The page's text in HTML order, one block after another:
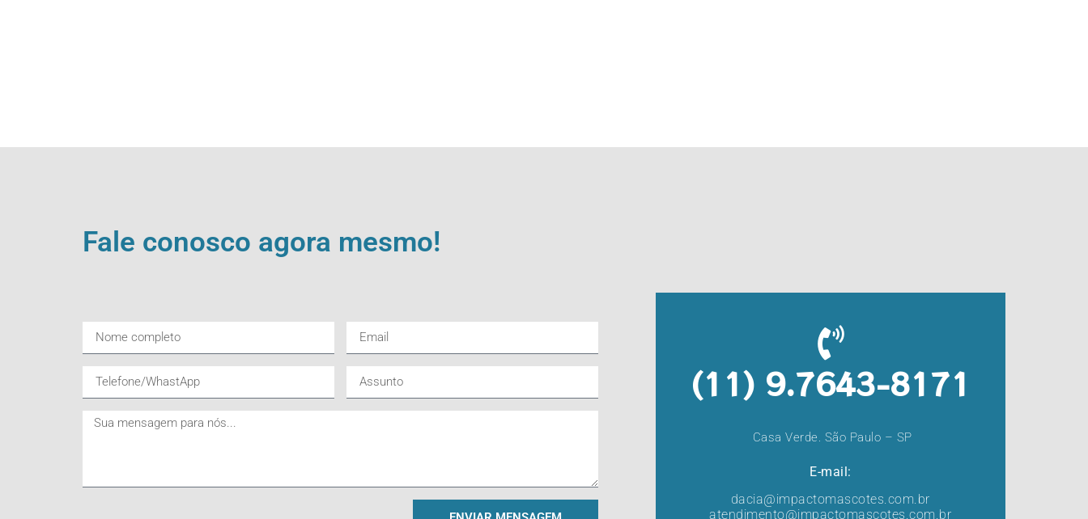
Fale conosco agora mesmo!
(11) 9.7643-8171
Casa Verde. São Paulo – SP
E-mail:
dacia@impactomascotes.com.br
atendimento@impactomascotes.com.br